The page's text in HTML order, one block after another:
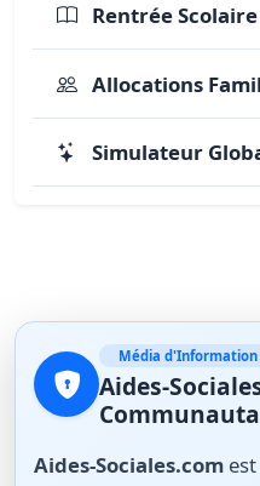
Rentrée Scolaire
Allocations
Simulateur
Média d'Information
Aides-
Aides-Sociales.com